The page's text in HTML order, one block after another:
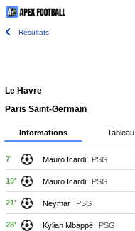
Résultats
Le Havre
Paris Saint-Germain
Informations Tableau
7' Mauro Icardi PSG
19' Mauro Icardi PSG
21' Neymar PSG
28' Kylian Mbappé PSG